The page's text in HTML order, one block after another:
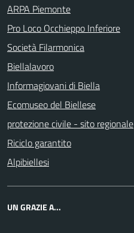
ARPA Piemonte
Pro Loco Occhieppo Inferiore
Società Filarmonica
Biellalavoro
Informagiovani di Biella
Ecomuseo del Biellese
protezione civile - sito regionale
Riciclo garantito
Alpibiellesi
UN GRAZIE A...